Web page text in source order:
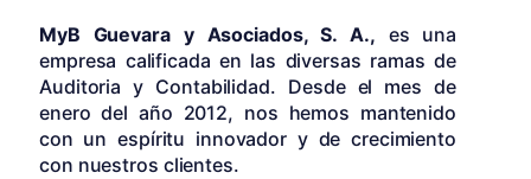
MyB Guevara y Asociados, S. A., es una
empresa calificada en las diversas ramas de
Auditoria y Contabilidad. Desde el mes de
enero del año 2012, nos hemos mantenido
con un espíritu innovador y de crecimiento
con nuestros clientes.